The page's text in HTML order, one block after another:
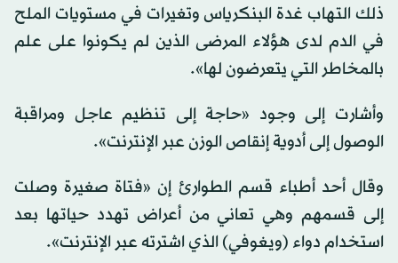
ذلك التهاب غدة البنكرياس وتغيرات في مستويات الملح
في الدم لدى هؤلاء المرضى الذين لم يكونوا على علم
بالمخاطر التي يتعرضون لها».
وأشارت إلى وجود «حاجة إلى تنظيم عاجل ومراقبة
الوصول إلى أدوية إنقاص الوزن عبر الإنترنت».
وقال أحد أطباء قسم الطوارئ إن «فتاة صغيرة وصلت
إلى قسمهم وهي تعاني من أعراض تهدد حياتها بعد
استخدام دواء (ويغوفي) الذي اشترته عبر الإنترنت».